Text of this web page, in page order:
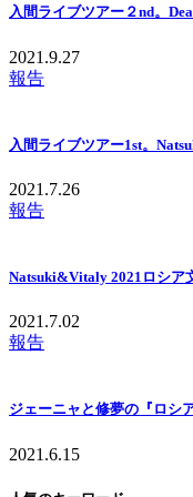
入間ライブツアー２nd。
2021.9.27
報告
入間ライブツアー1st。
2021.7.26
報告
Natsuki&Vitaly 2021ロシア
2021.7.02
報告
ジェーニャと修夢の『ロシ
2021.6.15